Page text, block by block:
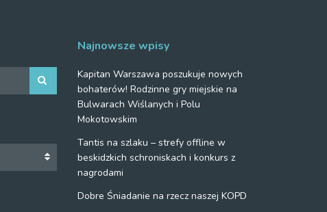
Najnowsze wpisy
Kapitan Warszawa poszukuje nowych
bohaterów! Rodzinne gry miejskie na
Bulwarach Wiślanych i Polu
Mokotowskim
Tantis na szlaku – strefy offline w
beskidzkich schroniskach i konkurs z
nagrodami
Dobre Śniadanie na rzecz naszej KOPD